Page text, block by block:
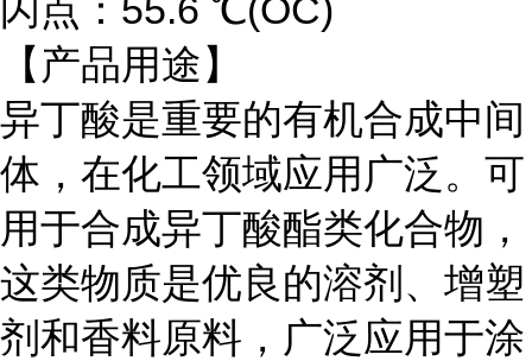
闪点：55.6 ℃(OC)
【产品用途】
异丁酸是重要的有机合成中间
体，在化工领域应用广泛。可
用于合成异丁酸酯类化合物，
这类物质是优良的溶剂、增塑
剂和香料原料，广泛应用于涂